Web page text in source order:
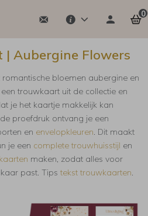
0
Aubergine Flowers
romantische bloemen aubergine en
trouwkaart uit de collectie en
je het kaartje makkelijk kan
proefdruk ontvang je een
en envelopkleuren. Dit maakt
je een complete trouwhuisstijl en
maken, zodat alles voor
past. Tips tekst trouwkaarten.